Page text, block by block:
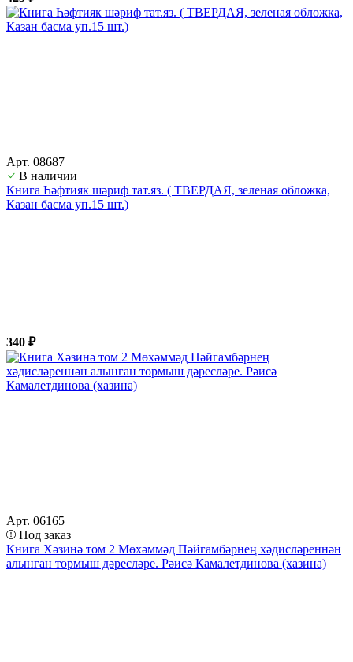
Арт. 08687
В наличии
Книга Һәфтияк шәриф тат.яз. ( ТВЕРДАЯ, зеленая обложка,
Казан басма уп.15 шт.)
340 ₽
Арт. 06165
Под заказ
Книга Хәзинә том 2 Мөхәммәд Пәйгамбәрнең хәдисләреннән
алынган тормыш дәресләре. Рәисә Камалетдинова (хазина)